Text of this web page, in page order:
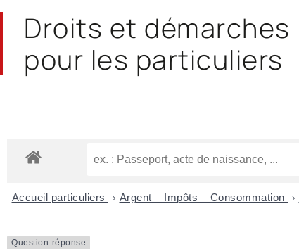
Droits et démarches
pour les particuliers
Accueil particuliers > Argent – Impôts – Consommation >
Question-réponse